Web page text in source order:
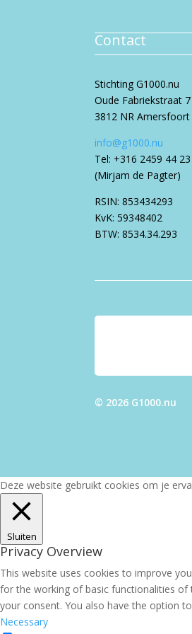
Contact
Stichting G1000.nu
Oude Fabriekstraat 7
3812 NR Amersfoort
info@g1000.nu
Tel: +316 2459 44 23
(Mirjam de Pagter)
RSIN: 853434293
KvK: 59348402
BTW: 8534.34.293
© 2026 G1000.nu
Deze website gebruikt cookies om je
Sluiten
Privacy Overview
This website uses cookies to improve
for the working of basic functionalities of
your consent. You also have the option
Necessary